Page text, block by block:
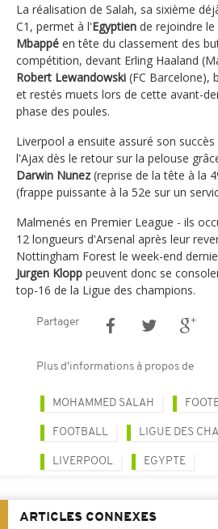
La réalisation de Salah, sa sixième
C1, permet à l'Egyptien de rejoindre le
Mbappé en tête du classement des
compétition, devant Erling Haaland
Robert Lewandowski (FC Barcelone),
et restés muets lors de cette avant-
phase des poules.
Liverpool a ensuite assuré son
l'Ajax dès le retour sur la pelouse
Darwin Nunez(reprise de la tête à la
(frappe puissante à la 52e sur un
Malmenés en Premier League - ils
12 longueurs d'Arsenal après leur
Nottingham Forest le week-end
Jurgen Klopp peuvent donc se
top-16 de la Ligue des champions.
Partager
Plus d'informations à propos de
MOHAMMED SALAH
FOOTBALL LIGUE DES
LIVERPOOL EGYPTE
ARTICLES CONNEXES